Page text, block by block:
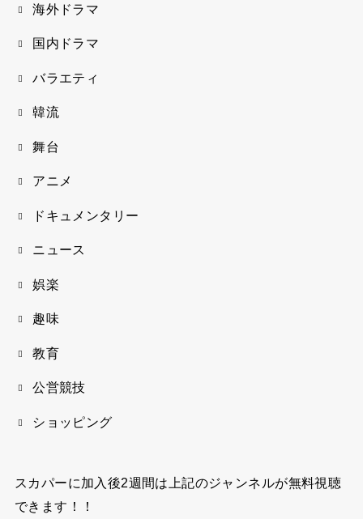
海外ドラマ
国内ドラマ
バラエティ
韓流
舞台
アニメ
ドキュメンタリー
ニュース
娯楽
趣味
教育
公営競技
ショッピング
スカパーに加入後2週間は上記のジャンネルが無料視聴
できます！！